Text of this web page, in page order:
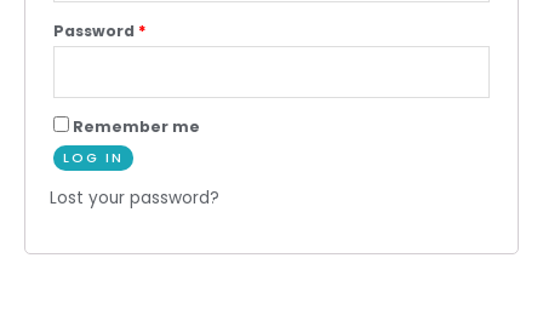
Password *
Remember me
LOG IN
Lost your password?